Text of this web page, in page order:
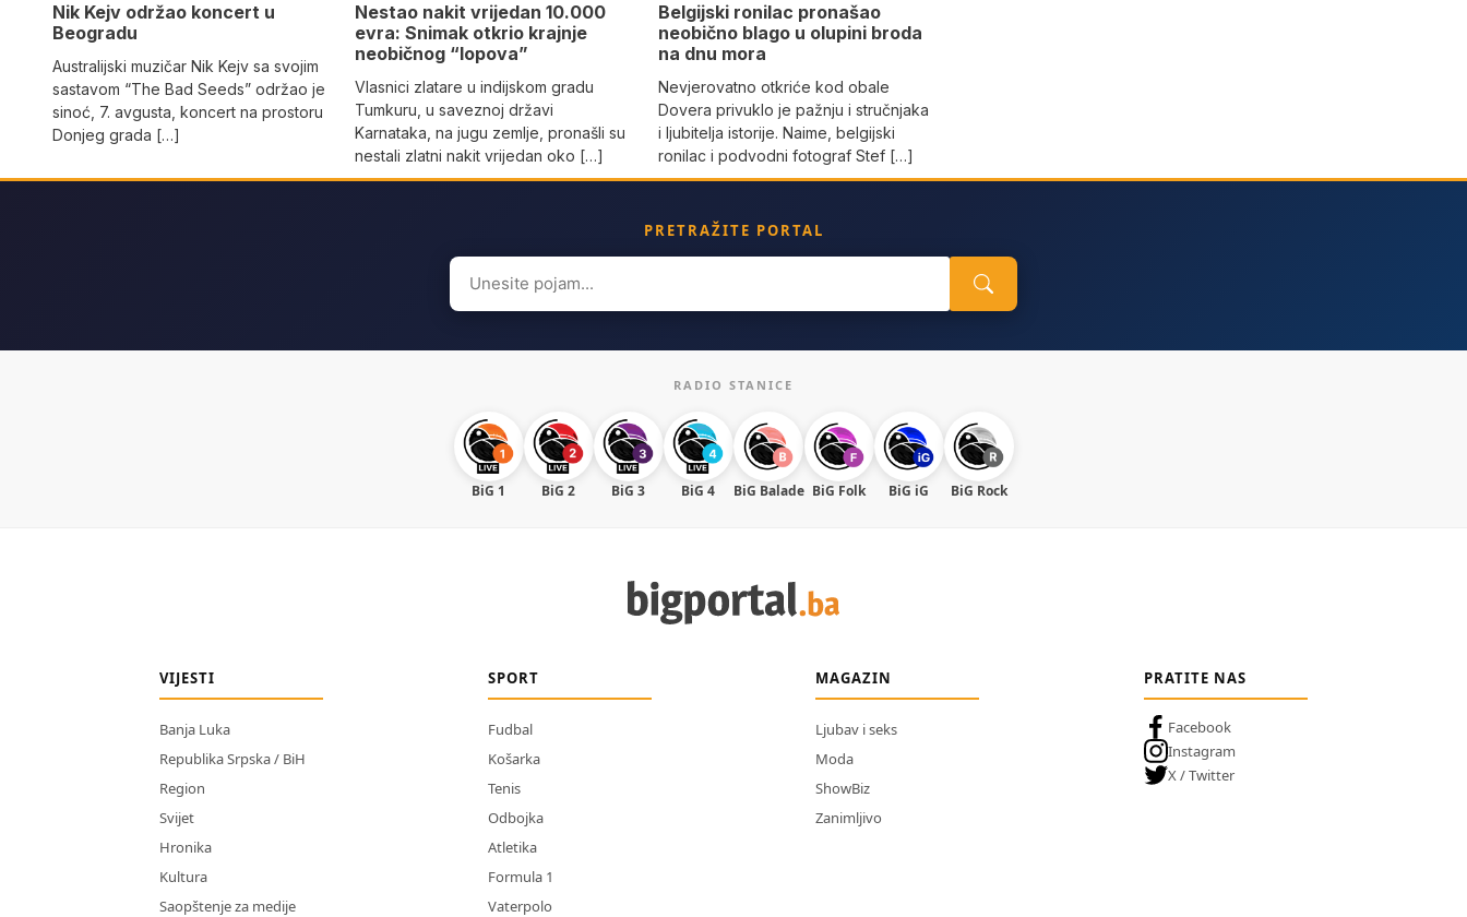
Nik Kejv održao koncert u
Beogradu
Australijski muzičar Nik Kejv sa svojim
sastavom “The Bad Seeds” održao je
sinoć, 7. avgusta, koncert na prostoru
Donjeg grada […]
Nestao nakit vrijedan 10.000
evra: Snimak otkrio krajnje
neobičnog “lopova”
Vlasnici zlatare u indijskom gradu
Tumkuru, u saveznoj državi
Karnataka, na jugu zemlje, pronašli su
nestali zlatni nakit vrijedan oko […]
Belgijski ronilac pronašao
neobično blago u olupini broda
na dnu mora
Nevjerovatno otkriće kod obale
Dovera privuklo je pažnju i stručnjaka
i ljubitelja istorije. Naime, belgijski
ronilac i podvodni fotograf Stef […]
PRETRAŽITE PORTAL
Search
for:
RADIO STANICE
BiG 1 BiG 2 BiG 3 BiG 4 BiG Balade BiG Folk BiG iG BiG Rock
VIJESTI
Banja Luka
Republika Srpska / BiH
Region
Svijet
Hronika
Kultura
Saopštenje za medije
SPORT
Fudbal
Košarka
Tenis
Odbojka
Atletika
Formula 1
Vaterpolo
MAGAZIN
Ljubav i seks
Moda
ShowBiz
Zanimljivo
PRATITE NAS
Facebook
Instagram
X / Twitter